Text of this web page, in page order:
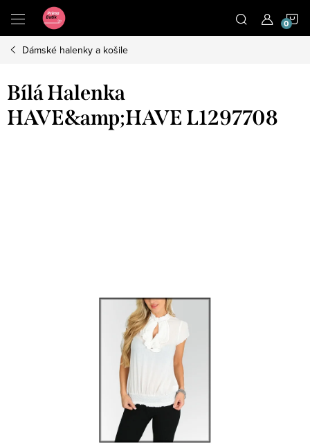
obsah
Dámské halenky a košile
Bílá Halenka
HAVE&amp;HAVE L1297708